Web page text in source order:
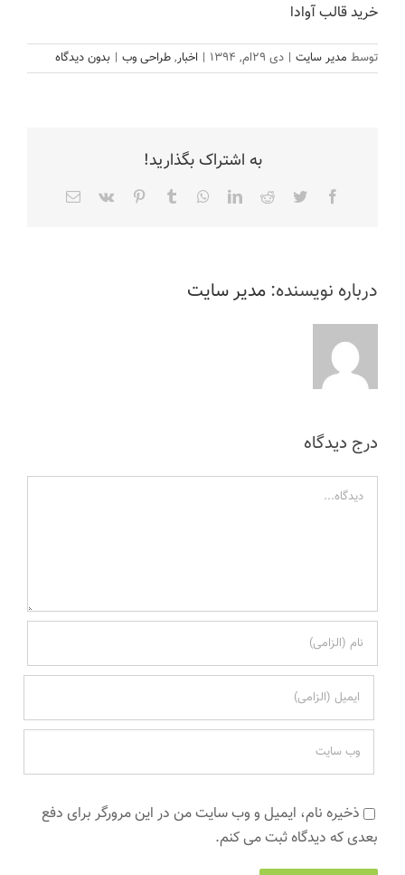
خرید قالب آوادا
توسط مدیر سایت | دی ۲۹ام, ۱۳۹۴ | اخبار, طراحی وب | بدون دیدگاه
به اشتراک بگذارید!
Facebook
Twitter
Reddit
LinkedIn
WhatsApp
Tumblr
Pinterest
Vk ایمیل
درباره نویسنده:مدیر سایت
درج دیدگاه
دیدگاه
ذخیره نام، ایمیل و وب سایت من در این مرورگر برای دفع
بعدی که دیدگاه ثبت می کنم.